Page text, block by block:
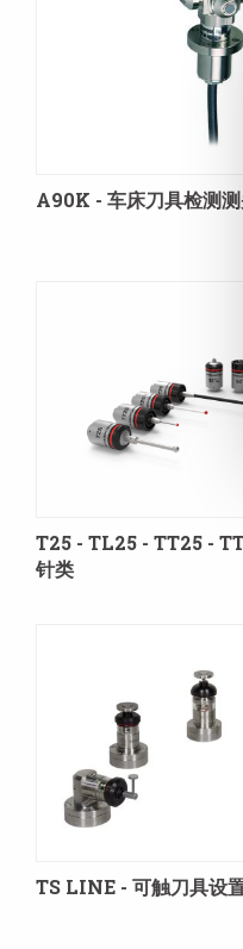
A90K - 车床刀具检测
T25 - TL25 - TT25 -
针类
TS LINE - 可触刀具设